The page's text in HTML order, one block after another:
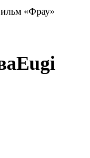
«Фрау»
Eugi